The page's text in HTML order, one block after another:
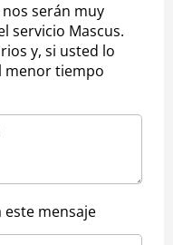
serán muy
servicio Mascus.
y, si usted lo
menor tiempo
mensaje